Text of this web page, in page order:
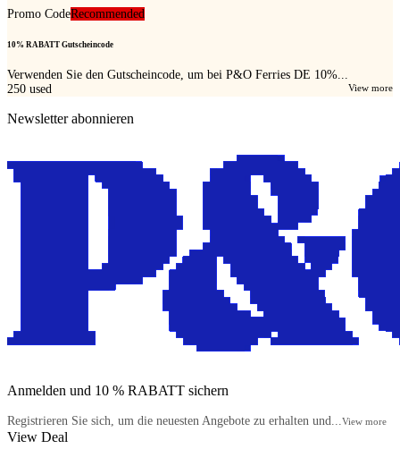
Promo CodeRecommended
10% RABATT Gutscheincode
Verwenden Sie den Gutscheincode, um bei P&O Ferries DE 10%...
View more
250 used
Newsletter abonnieren
Anmelden und 10 % RABATT sichern
Registrieren Sie sich, um die neuesten Angebote zu erhalten und...View more
View Deal